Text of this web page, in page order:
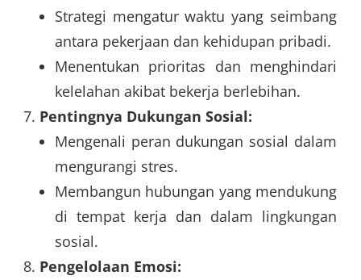
Strategi mengatur waktu yang seimbang
antara pekerjaan dan kehidupan pribadi.
Menentukan prioritas dan menghindari
kelelahan akibat bekerja berlebihan.
Pentingnya Dukungan Sosial:
Mengenali peran dukungan sosial dalam
mengurangi stres.
Membangun hubungan yang mendukung
di tempat kerja dan dalam lingkungan
sosial.
Pengelolaan Emosi: